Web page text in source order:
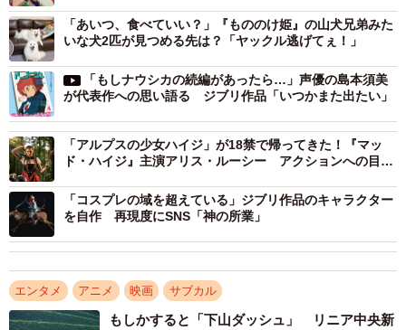
想が投稿されており、それを見た石田さんは今でも落ち込
んでしまうと言います。しかし、実際の映画の収録現場で
は、石田さんは真摯に役へ向き合い、その姿勢が良い結果
を呼ぶことになったのです。
「あいつ、食べていい？」『もののけ姫』の山犬兄弟みた
いな犬2匹が見つめる先は？「ヤックル逃げてぇ！」
「もしナウシカの続編があったら…」声優の島本須美
が代表作への思い語る ジブリ作品「いつかまた出たい」
「アルプスの少女ハイジ」が18禁で帰ってきた！『マッ
ド・ハイジ』主演アリス・ルーシー アクションへの目覚
「コスプレの域を超えている」ジブリ作品のキャラクター
を自作 再現度にSNS「神の所業」
エンタメ アニメ 映画 サブカル
もしかすると「下山ダッシュ」 リニア中央新